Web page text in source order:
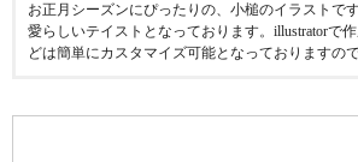
お正月シーズンにぴったりの、小槌のイラストで
愛らしいテイストとなっております。illustratorで
どは簡単にカスタマイズ可能となっておりますの